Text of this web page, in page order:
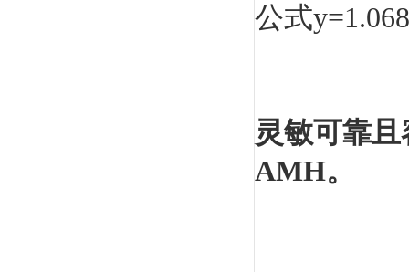
公式
灵敏可靠
AMH。